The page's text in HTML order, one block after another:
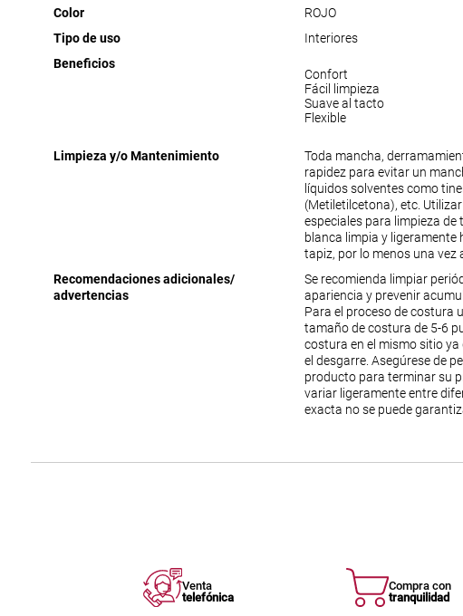
Color
ROJO
Tipo de uso
Interiores
Beneficios
Confort
Fácil limpieza
Suave al tacto
Flexible
Limpieza y/o Mantenimiento
Toda mancha,
rapidez para evitar un
líquidos solventes como
(Metiletilcetona), etc.
especiales para limpieza
blanca limpia y ligeramente
tapiz, por lo menos una vez
Recomendaciones adicionales/
advertencias
Se recomienda limpiar
apariencia y prevenir
Para el proceso de costura
tamaño de costura de 5-6
costura en el mismo sitio
el desgarre. Asegúrese de
producto para terminar su
variar ligeramente entre
exacta no se puede
Venta
telefónica
Compra con
tranquilidad